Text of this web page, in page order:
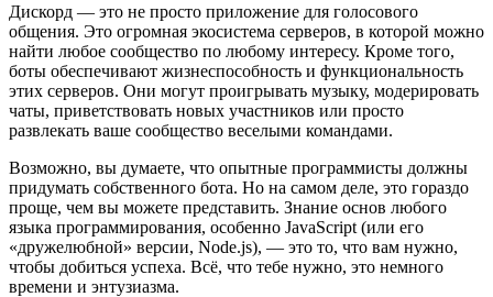
Дискорд — это не просто приложение для голосового
общения. Это огромная экосистема серверов, в которой можно
найти любое сообщество по любому интересу. Кроме того,
боты обеспечивают жизнеспособность и функциональность
этих серверов. Они могут проигрывать музыку, модерировать
чаты, приветствовать новых участников или просто
развлекать ваше сообщество веселыми командами.
Возможно, вы думаете, что опытные программисты должны
придумать собственного бота. Но на самом деле, это гораздо
проще, чем вы можете представить. Знание основ любого
языка программирования, особенно JavaScript (или его
«дружелюбной» версии, Node.js), — это то, что вам нужно,
чтобы добиться успеха. Всё, что тебе нужно, это немного
времени и энтузиазма.